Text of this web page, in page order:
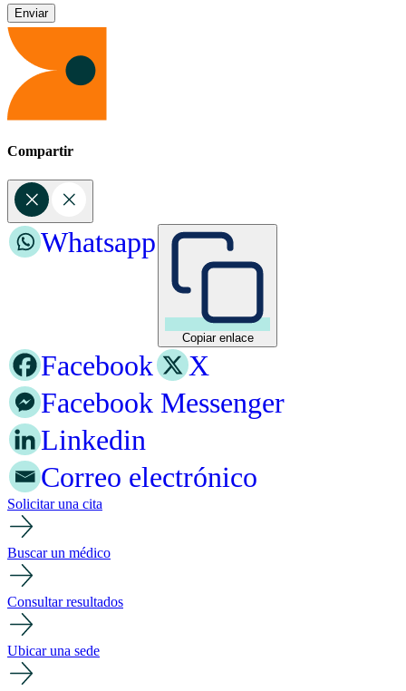
Compartir
Copiar enlace
Whatsapp
Facebook
X
Facebook Messenger
Linkedin
Correo electrónico
Solicitar una cita
Buscar un médico
Consultar resultados
Ubicar una sede